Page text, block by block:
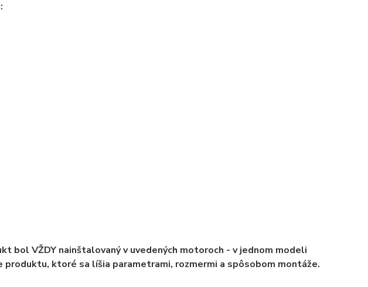
bol VŽDY nainštalovaný v uvedených motoroch - v jednom modeli
produktu, ktoré sa líšia parametrami, rozmermi a spôsobom montáže.